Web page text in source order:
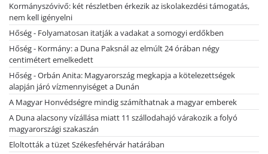
Kormányszóvivő: két részletben érkezik az iskolakezdési támogatás,
nem kell igényelni
Hőség - Folyamatosan itatják a vadakat a somogyi erdőkben
Hőség - Kormány: a Duna Paksnál az elmúlt 24 órában négy
centimétert emelkedett
Hőség - Orbán Anita: Magyarország megkapja a kötelezettségek
alapján járó vízmennyiséget a Dunán
A Magyar Honvédségre mindig számíthatnak a magyar emberek
A Duna alacsony vízállása miatt 11 szállodahajó várakozik a folyó
magyarországi szakaszán
Eloltották a tüzet Székesfehérvár határában